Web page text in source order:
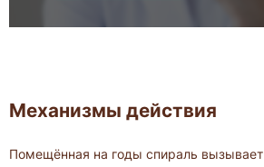
Механизмы действия
Помещённая на годы спираль вызывает